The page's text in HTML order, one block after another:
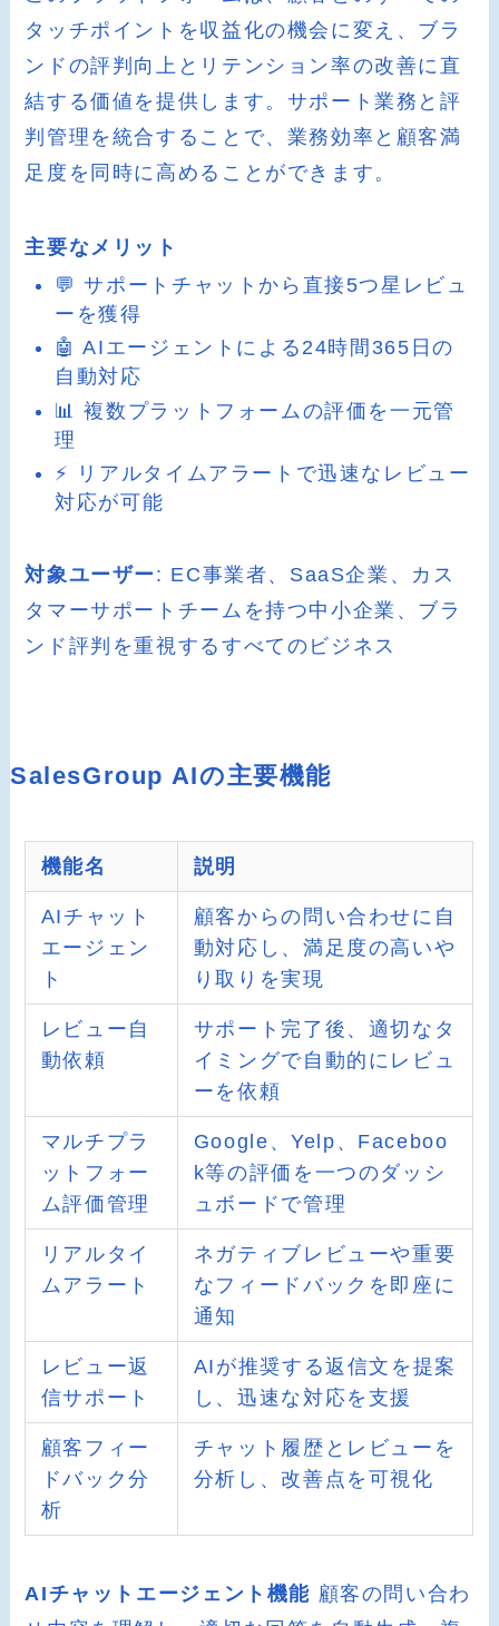
タッチポイントを収益化の機会に変え、ブラ
ンドの評判向上とリテンション率の改善に直
結する価値を提供します。サポート業務と評
判管理を統合することで、業務効率と顧客満
足度を同時に高めることができます。
主要なメリット
💬 サポートチャットから直接5つ星レビュ
ーを獲得
🤖 AIエージェントによる24時間365日の
自動対応
📊 複数プラットフォームの評価を一元管
理
⚡ リアルタイムアラートで迅速なレビュー
対応が可能
対象ユーザー: EC事業者、SaaS企業、カス
タマーサポートチームを持つ中小企業、ブラ
ンド評判を重視するすべてのビジネス
SalesGroup AIの主要機能
機能名 説明
AIチャット
エージェン
ト
顧客からの問い合わせに自
動対応し、満足度の高いや
り取りを実現
レビュー自
動依頼
サポート完了後、適切なタ
イミングで自動的にレビュ
ーを依頼
マルチプラ
ットフォー
ム評価管理
Google、Yelp、Faceboo
k等の評価を一つのダッシ
ュボードで管理
リアルタイ
ムアラート
ネガティブレビューや重要
なフィードバックを即座に
通知
レビュー返
信サポート
AIが推奨する返信文を提案
し、迅速な対応を支援
顧客フィー
ドバック分
析
チャット履歴とレビューを
分析し、改善点を可視化
AIチャットエージェント機能 顧客の問い合わ